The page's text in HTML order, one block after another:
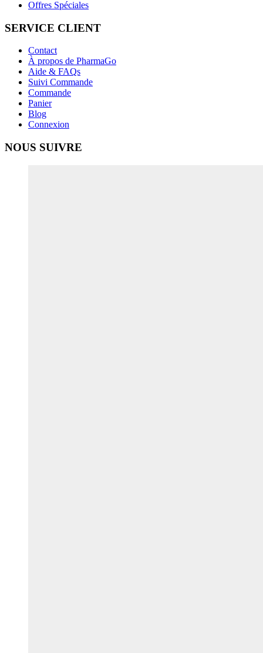
Offres Spéciales
SERVICE CLIENT
Contact
À propos de PharmaGo
Aide & FAQs
Suivi Commande
Commande
Panier
Blog
Connexion
NOUS SUIVRE